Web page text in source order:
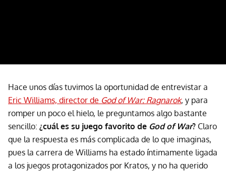
Hace unos días tuvimos la oportunidad de entrevistar a
Eric Williams, director de God of War: Ragnarok, y para
romper un poco el hielo, le preguntamos algo bastante
sencillo: ¿cuál es su juego favorito de God of War? Claro
que la respuesta es más complicada de lo que imaginas,
pues la carrera de Williams ha estado íntimamente ligada
a los juegos protagonizados por Kratos, y no ha querido